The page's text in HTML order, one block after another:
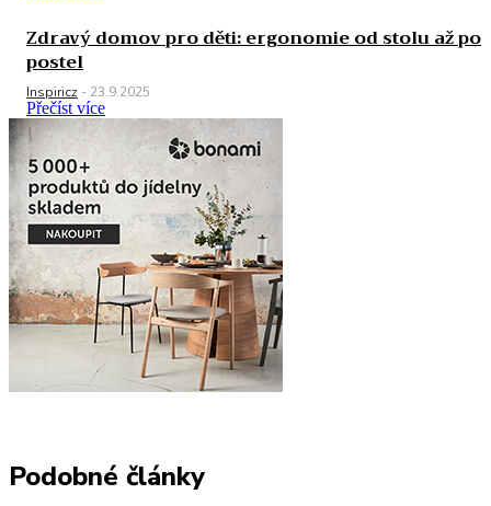
Zdravý domov pro děti: ergonomie od stolu až po
postel
Inspiricz - 23.9.2025
Přečíst více
Podobné články